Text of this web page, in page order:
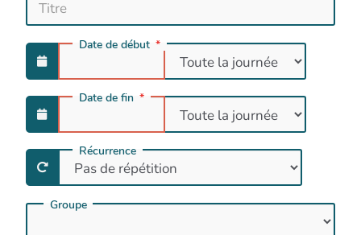
Date de début
Date de fin
Récurrence
Groupe